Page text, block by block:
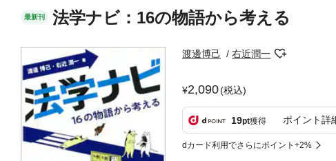
最新刊 法学ナビ：16の物語から考える
渡邊博己 右近潤一
2,090(税込)
19pt獲得 ポイント詳
dカード利用でさらにポイント+2%